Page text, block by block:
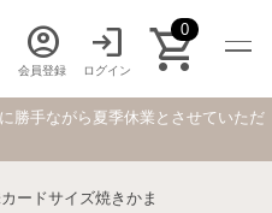
account_circle
会員登録
login
ログイン shopping_cart
0
勝手ながら夏季休業とさせていただ
ードサイズ焼きかま